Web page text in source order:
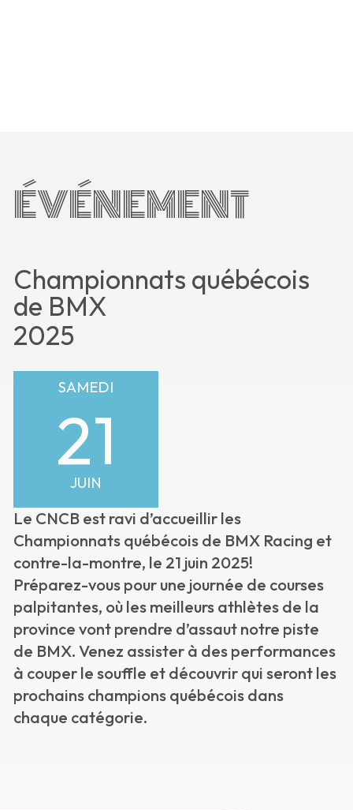
ÉVÉNEMENT
Championnats québécois
de BMX
2025
SAMEDI
21
JUIN
Le CNCB est ravi d’accueillir les
Championnats québécois de BMX Racing et
contre-la-montre, le 21 juin 2025!
Préparez-vous pour une journée de courses
palpitantes, où les meilleurs athlètes de la
province vont prendre d’assaut notre piste
de BMX. Venez assister à des performances
à couper le souffle et découvrir qui seront les
prochains champions québécois dans
chaque catégorie.